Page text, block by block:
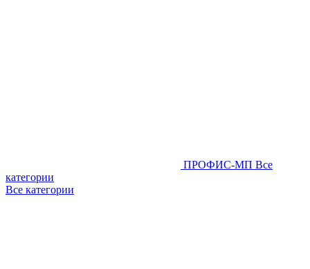
ПРОФИС-МП Все
категории
Все категории